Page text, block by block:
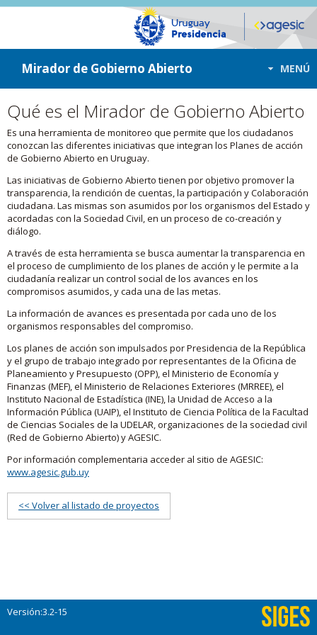
ir a contenido
ir al menú
Mirador de Gobierno Abierto MENÚ
Qué es el Mirador de Gobierno Abierto
Es una herramienta de monitoreo que permite que los ciudadanos
conozcan las diferentes iniciativas que integran los Planes de acción
de Gobierno Abierto en Uruguay.
Las iniciativas de Gobierno Abierto tienen por objetivo promover la
transparencia, la rendición de cuentas, la participación y Colaboración
ciudadana. Las mismas son asumidos por los organismos del Estado y
acordadas con la Sociedad Civil, en un proceso de co-creación y
diálogo.
A través de esta herramienta se busca aumentar la transparencia en
el proceso de cumplimiento de los planes de acción y le permite a la
ciudadanía realizar un control social de los avances en los
compromisos asumidos, y cada una de las metas.
La información de avances es presentada por cada uno de los
organismos responsables del compromiso.
Los planes de acción son impulsados por Presidencia de la República
y el grupo de trabajo integrado por representantes de la Oficina de
Planeamiento y Presupuesto (OPP), el Ministerio de Economía y
Finanzas (MEF), el Ministerio de Relaciones Exteriores (MRREE), el
Instituto Nacional de Estadística (INE), la Unidad de Acceso a la
Información Pública (UAIP), el Instituto de Ciencia Política de la Facultad
de Ciencias Sociales de la UDELAR, organizaciones de la sociedad civil
(Red de Gobierno Abierto) y AGESIC.
Por información complementaria acceder al sitio de AGESIC:
www.agesic.gub.uy
<< Volver al listado de proyectos
Versión:3.2-15